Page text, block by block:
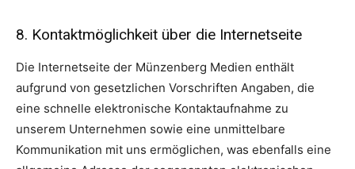
8. Kontaktmöglichkeit über die Internetseite
Die Internetseite der Münzenberg Medien enthält
aufgrund von gesetzlichen Vorschriften Angaben, die
eine schnelle elektronische Kontaktaufnahme zu
unserem Unternehmen sowie eine unmittelbare
Kommunikation mit uns ermöglichen, was ebenfalls eine